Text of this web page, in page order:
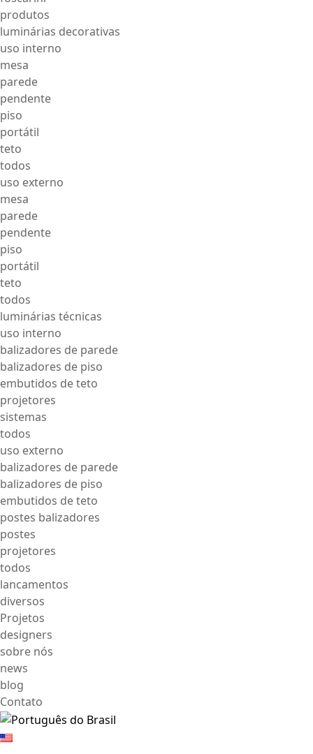
produtos
luminárias decorativas
uso interno
mesa
parede
pendente
piso
portátil
teto
todos
uso externo
mesa
parede
pendente
piso
portátil
teto
todos
luminárias técnicas
uso interno
balizadores de parede
balizadores de piso
embutidos de teto
projetores
sistemas
todos
uso externo
balizadores de parede
balizadores de piso
embutidos de teto
postes balizadores
postes
projetores
todos
lancamentos
diversos
Projetos
designers
sobre nós
news
blog
Contato